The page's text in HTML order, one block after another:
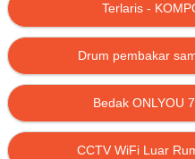
Terlaris -
Drum pembakar
Bedak ONLYOU
CCTV WiFi Luar